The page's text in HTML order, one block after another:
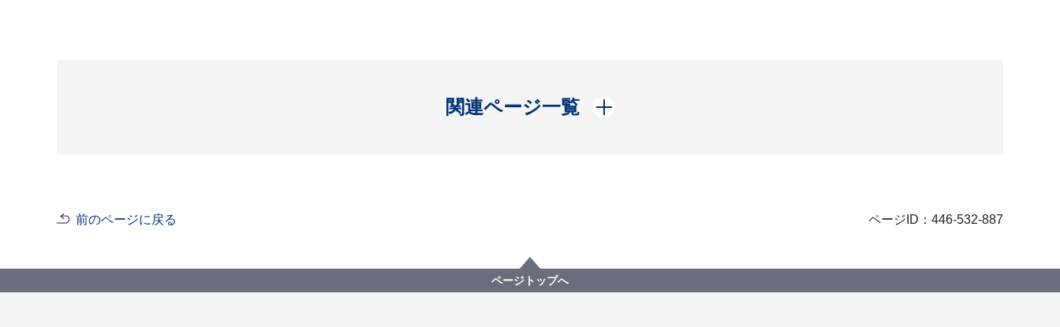
関連ページ一覧
開く
前のページに戻る ページID：446-532-887
ページトップへ